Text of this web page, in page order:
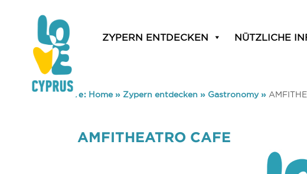
ZYPERN ENTDECKEN NÜTZLICHE
You are here: Home» Zypern entdecken » Gastronomy»
AMFITHEATRO CAFE